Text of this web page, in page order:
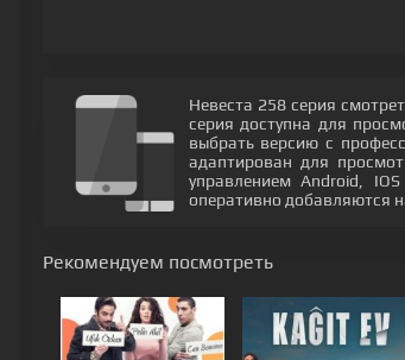
Невеста 258 серия
серия доступна для
выбрать версию с
адаптирован для
управлением Android,
оперативно добавляются
Рекомендуем посмотреть